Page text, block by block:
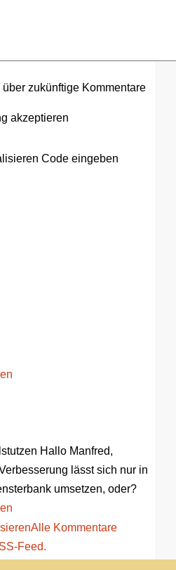
zukünftige Kommentare
akzeptieren
Code eingeben
Hallo Manfred,
lässt sich nur in
umsetzen, oder?
Alle Kommentare
Feed.